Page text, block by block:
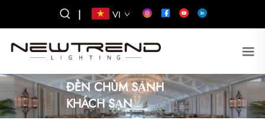
| VI
ĐÈN CHÙM SẢNH
KHÁCH SẠN